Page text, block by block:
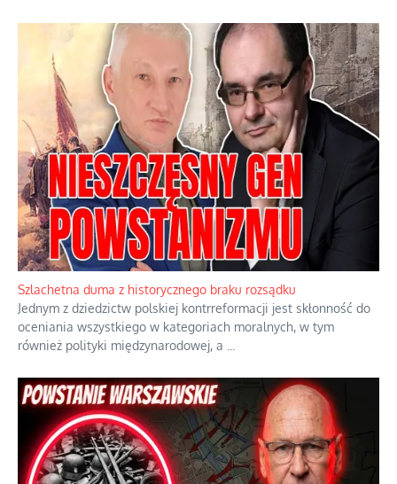
Szlachetna duma z historycznego braku rozsądku
Jednym z dziedzictw polskiej kontrreformacji jest skłonność do
oceniania wszystkiego w kategoriach moralnych, w tym
również polityki międzynarodowej, a